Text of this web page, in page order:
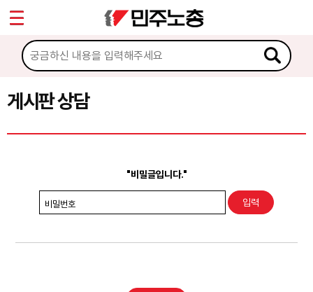
게시판 상담
"비밀글입니다."
비밀번호
마이페이지
소개
소식
노동상담
권리찾기수첩 검색
찾아보기
Sketchbook5, 스케치북5
Sketchbook5, 스케치북5